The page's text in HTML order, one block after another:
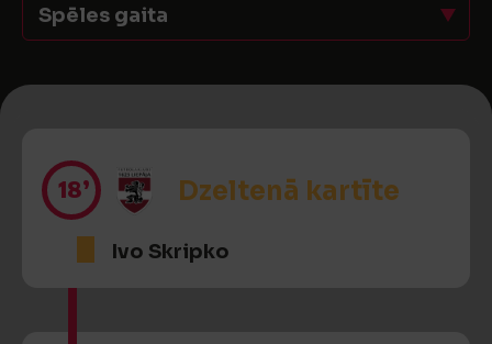
Spēles gaita
18’ Dzeltenā kartīte
Ivo Skripko